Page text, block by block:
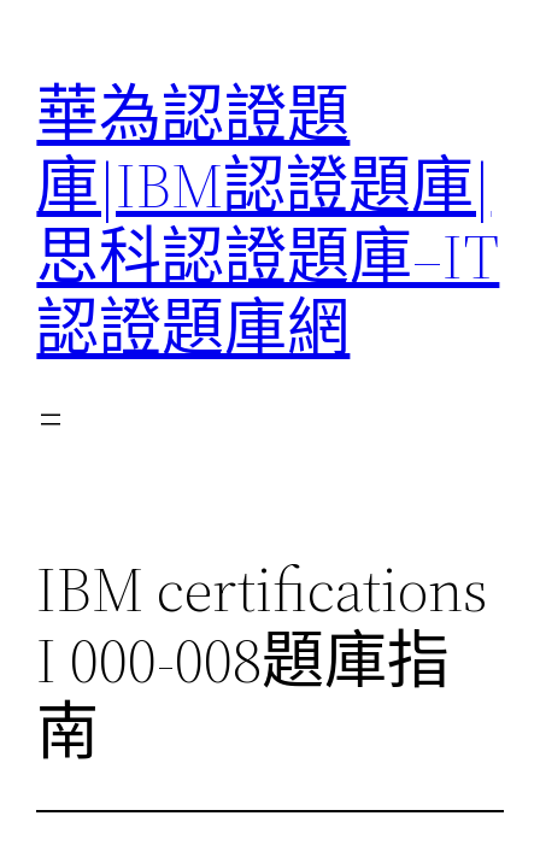
華為認證題
庫|IBM認證題庫|
思科認證題庫–IT
認證題庫網
IBM certifications
I 000-008題庫指
南